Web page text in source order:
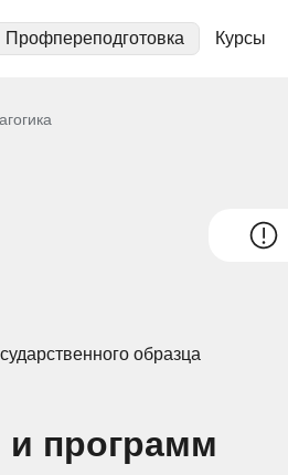
Профпереподготовка Курсы
образца
и программ